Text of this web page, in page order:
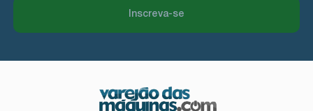
Inscreva-se